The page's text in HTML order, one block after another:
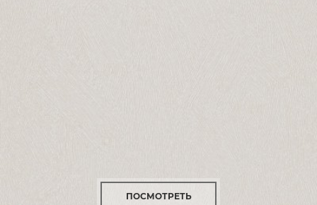
ПОСМОТРЕТЬ